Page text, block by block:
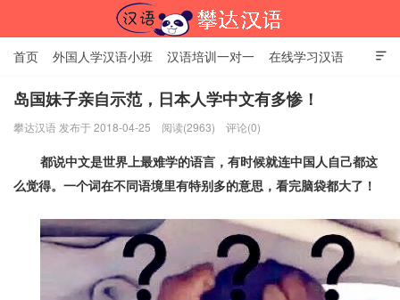

首页 外国人学汉语小班 汉语培训一对一 在线学习汉语
中国文化体验课 HSK考试时间 对外汉语老师 资讯中心
关于我们 加入【攀达汉语】
岛国妹子亲自示范，日本人学中文有多惨！
攀达汉语 发布于 2018-04-25 阅读(2963) 评论(0)
都说中文是世界上最难学的语言，有时候就连中国人自己都这
么觉得。一个词在不同语境里有特别多的意思，看完脑袋都大了！